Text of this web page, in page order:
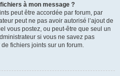
à mon message ?
peut être accordée par forum, par
peut ne pas avoir autorisé l’ajout de
vous postez, ou peut-être que seul un
si vous ne savez pas
fichiers joints sur un forum.